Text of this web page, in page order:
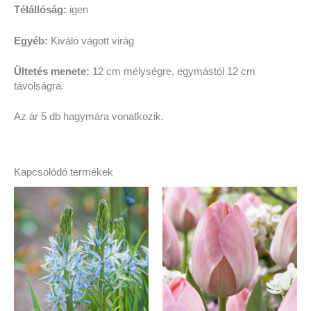
Télállóság: igen
Egyéb: Kiváló vágott virág
Ültetés menete: 12 cm mélységre, egymástól 12 cm
távolságra.
Az ár 5 db hagymára vonatkozik.
Kapcsolódó termékek